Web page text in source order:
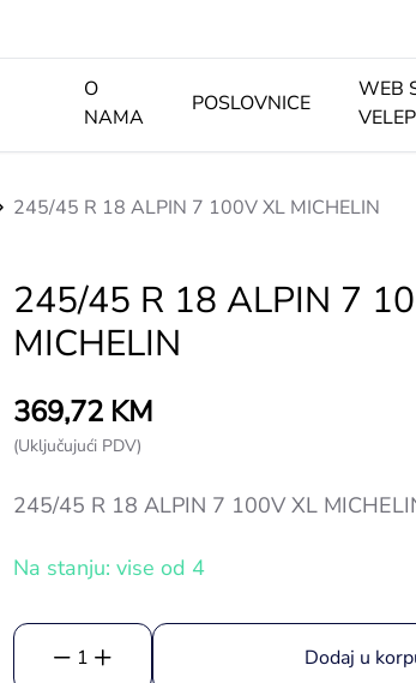
O
NAMA
POSLOVNICE
WEB
245/45 R 18 ALPIN 7 100V XL MICHELIN
245/45 R 18 ALPIN 7
MICHELIN
369,72 KM
(Uključujući PDV)
245/45 R 18 ALPIN 7 100V XL
Na stanju: vise od 4
1 Dodaj u